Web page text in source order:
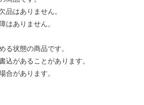
はありません。
ありません。
状態の商品です。
があることがあります。
があります。